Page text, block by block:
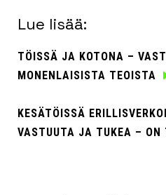
Lue lisää:
TÖISSÄ JA KOTONA –
MONENLAISISTA TEOISTA
KESÄTÖISSÄ
VASTUUTA JA TUKEA – ON